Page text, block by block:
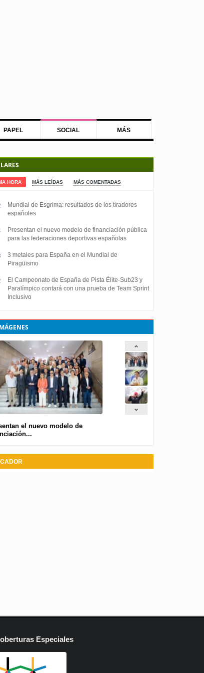
PAPEL SOCIAL MÁS
HORA MÁS LEÍDAS MÁS COMENTADAS
Mundial de Esgrima: resultados de los tiradores
españoles
Presentan el nuevo modelo de financiación pública
para las federaciones deportivas españolas
3 metales para España en el Mundial de
Piragüismo
El Campeonato de España de Pista Élite-Sub23 y
Paralímpico contará con una prueba de Team Sprint
Inclusivo
el nuevo modelo de
Especiales